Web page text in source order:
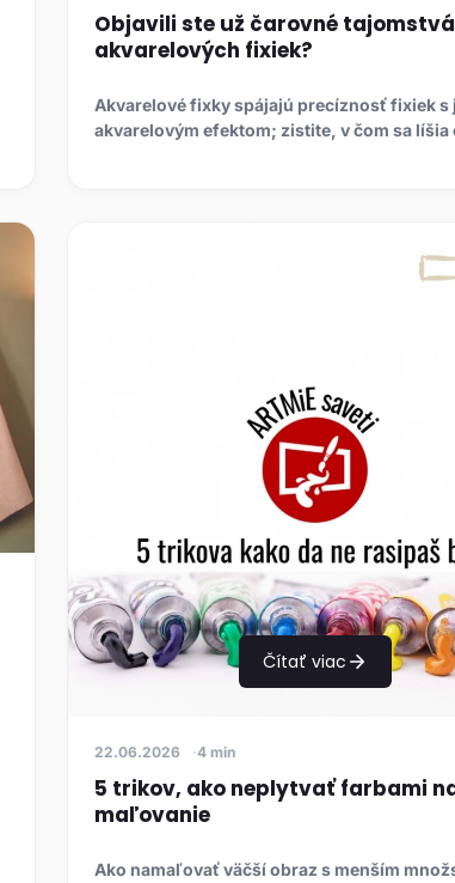
Objavili ste už čarovné tajomstvá
akvarelových fixiek?
Akvarelové fixky spájajú precíznosť fixiek s
akvarelovým efektom; zistite, v čom sa líšia
Čítať viac
22.06.2026 4 min
5 trikov, ako neplytvať farbami
maľovanie
Ako namaľovať väčší obraz s menším